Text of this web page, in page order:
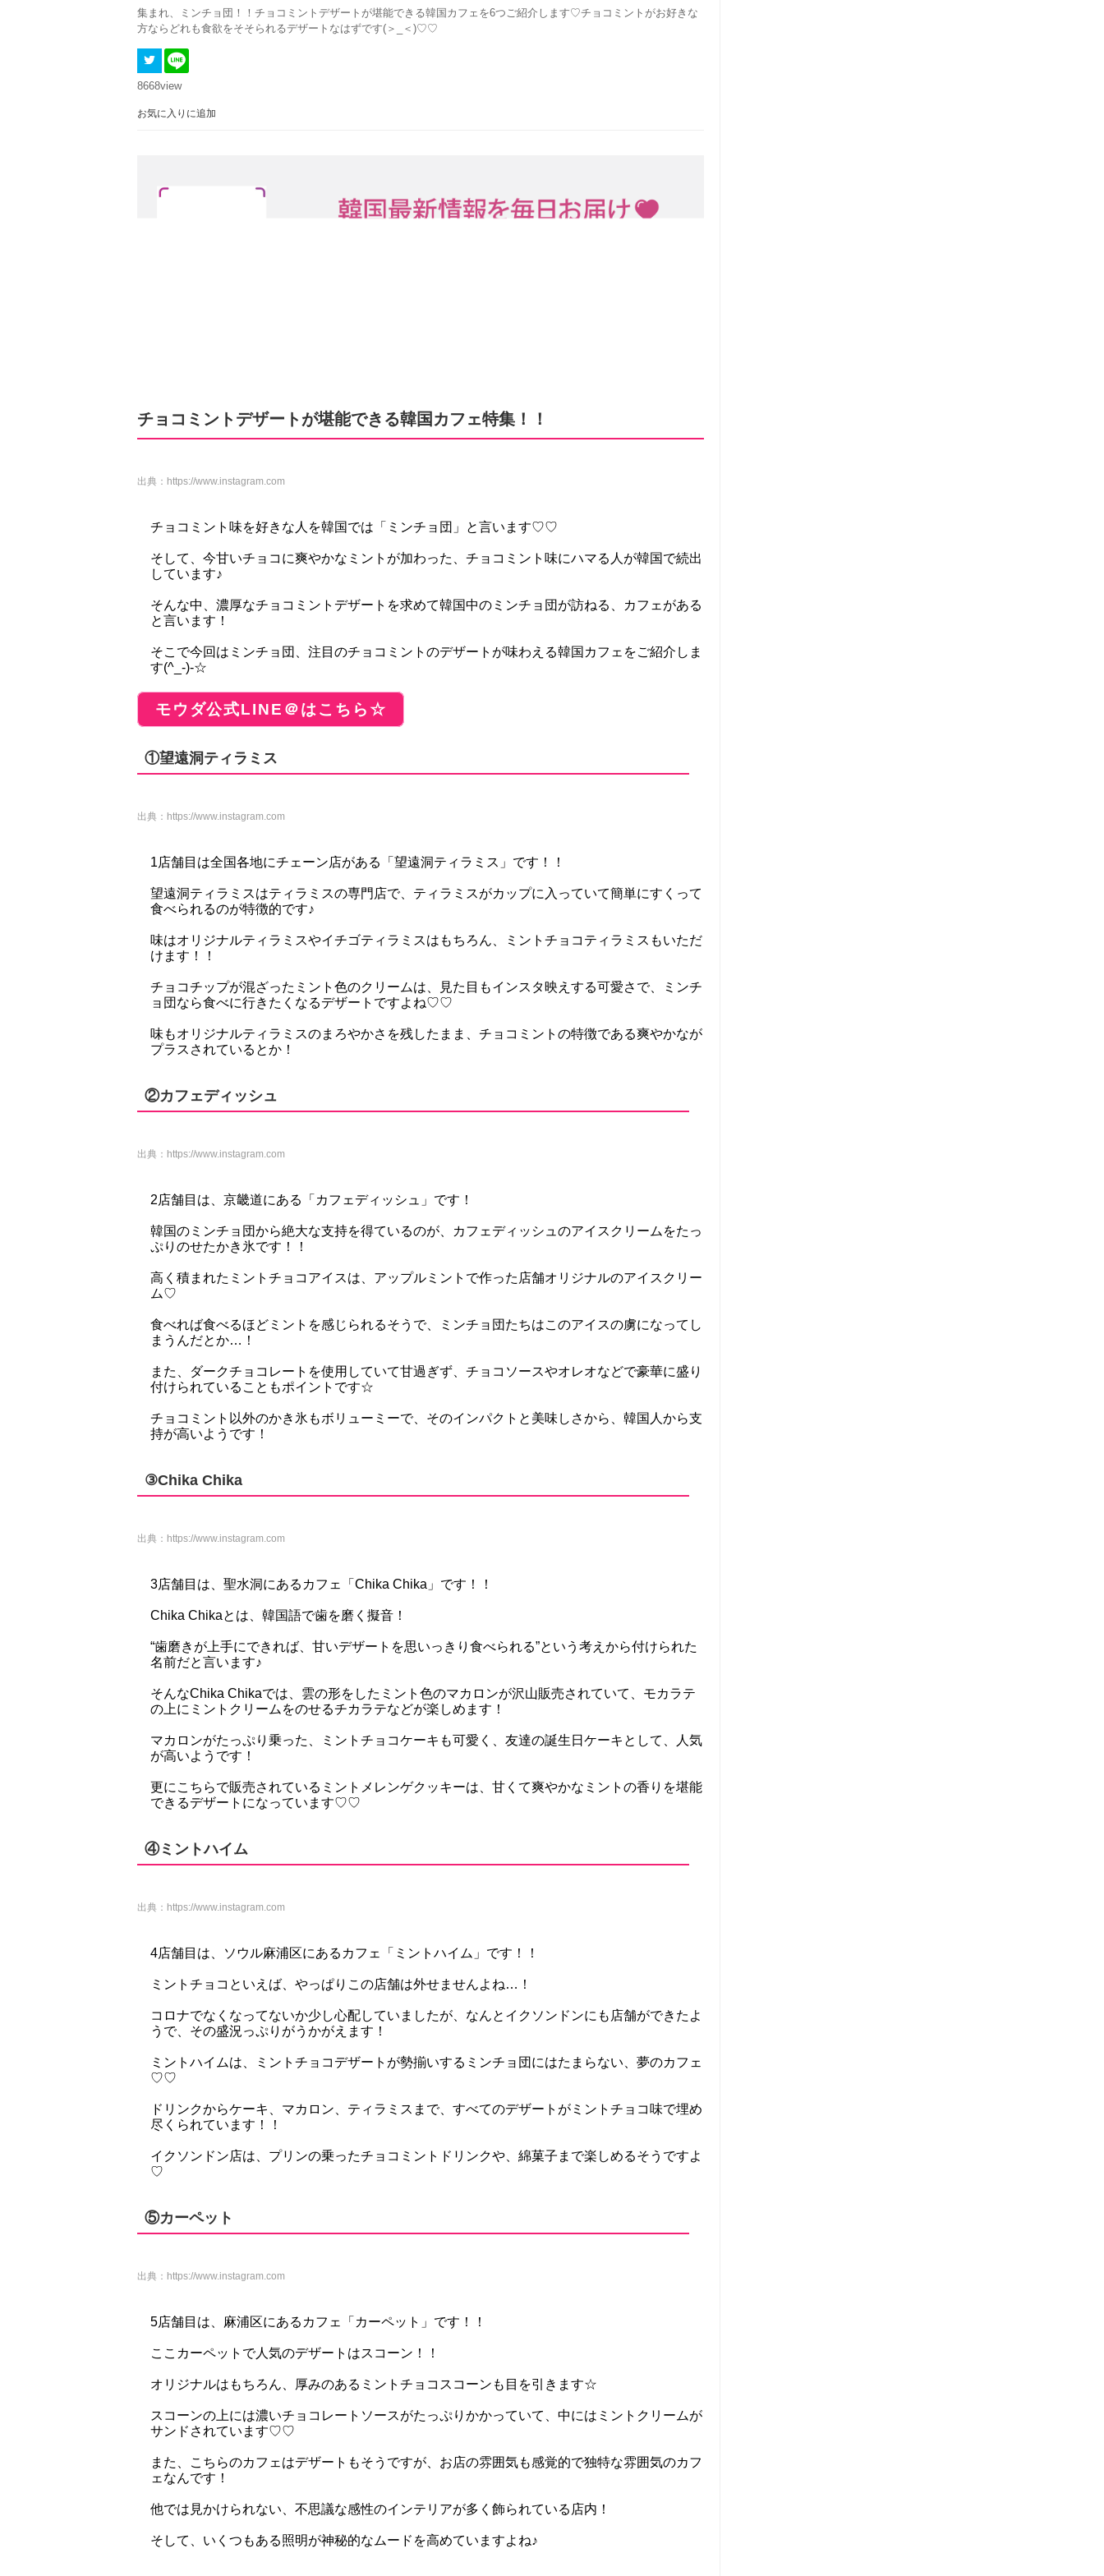
集まれ、ミンチョ団！！チョコミントデザートが堪能できる韓国カフェを6つご紹介します♡チョコミントがお好きな
方ならどれも食欲をそそられるデザートなはずです(＞_＜)♡♡
8668view
お気に入りに追加
チョコミントデザートが堪能できる韓国カフェ特集！！
出典： https://www.instagram.com
チョコミント味を好きな人を韓国では「ミンチョ団」と言います♡♡
そして、今甘いチョコに爽やかなミントが加わった、チョコミント味にハマる人が韓国で続出
しています♪
そんな中、濃厚なチョコミントデザートを求めて韓国中のミンチョ団が訪ねる、カフェがある
と言います！
そこで今回はミンチョ団、注目のチョコミントのデザートが味わえる韓国カフェをご紹介しま
す(^_-)-☆
モウダ公式LINE＠はこちら☆
①望遠洞ティラミス
出典： https://www.instagram.com
1店舗目は全国各地にチェーン店がある「望遠洞ティラミス」です！！
望遠洞ティラミスはティラミスの専門店で、ティラミスがカップに入っていて簡単にすくって
食べられるのが特徴的です♪
味はオリジナルティラミスやイチゴティラミスはもちろん、ミントチョコティラミスもいただ
けます！！
チョコチップが混ざったミント色のクリームは、見た目もインスタ映えする可愛さで、ミンチ
ョ団なら食べに行きたくなるデザートですよね♡♡
味もオリジナルティラミスのまろやかさを残したまま、チョコミントの特徴である爽やかなが
プラスされているとか！
②カフェディッシュ
出典： https://www.instagram.com
2店舗目は、京畿道にある「カフェディッシュ」です！
韓国のミンチョ団から絶大な支持を得ているのが、カフェディッシュのアイスクリームをたっ
ぷりのせたかき氷です！！
高く積まれたミントチョコアイスは、アップルミントで作った店舗オリジナルのアイスクリー
ム♡
食べれば食べるほどミントを感じられるそうで、ミンチョ団たちはこのアイスの虜になってし
まうんだとか…！
また、ダークチョコレートを使用していて甘過ぎず、チョコソースやオレオなどで豪華に盛り
付けられていることもポイントです☆
チョコミント以外のかき氷もボリューミーで、そのインパクトと美味しさから、韓国人から支
持が高いようです！
③Chika Chika
出典： https://www.instagram.com
3店舗目は、聖水洞にあるカフェ「Chika Chika」です！！
Chika Chikaとは、韓国語で歯を磨く擬音！
“歯磨きが上手にできれば、甘いデザートを思いっきり食べられる”という考えから付けられた
名前だと言います♪
そんなChika Chikaでは、雲の形をしたミント色のマカロンが沢山販売されていて、モカラテ
の上にミントクリームをのせるチカラテなどが楽しめます！
マカロンがたっぷり乗った、ミントチョコケーキも可愛く、友達の誕生日ケーキとして、人気
が高いようです！
更にこちらで販売されているミントメレンゲクッキーは、甘くて爽やかなミントの香りを堪能
できるデザートになっています♡♡
④ミントハイム
出典： https://www.instagram.com
4店舗目は、ソウル麻浦区にあるカフェ「ミントハイム」です！！
ミントチョコといえば、やっぱりこの店舗は外せませんよね…！
コロナでなくなってないか少し心配していましたが、なんとイクソンドンにも店舗ができたよ
うで、その盛況っぷりがうかがえます！
ミントハイムは、ミントチョコデザートが勢揃いするミンチョ団にはたまらない、夢のカフェ
♡♡
ドリンクからケーキ、マカロン、ティラミスまで、すべてのデザートがミントチョコ味で埋め
尽くられています！！
イクソンドン店は、プリンの乗ったチョコミントドリンクや、綿菓子まで楽しめるそうですよ
♡
⑤カーペット
出典： https://www.instagram.com
5店舗目は、麻浦区にあるカフェ「カーペット」です！！
ここカーペットで人気のデザートはスコーン！！
オリジナルはもちろん、厚みのあるミントチョコスコーンも目を引きます☆
スコーンの上には濃いチョコレートソースがたっぷりかかっていて、中にはミントクリームが
サンドされています♡♡
また、こちらのカフェはデザートもそうですが、お店の雰囲気も感覚的で独特な雰囲気のカフ
ェなんです！
他では見かけられない、不思議な感性のインテリアが多く飾られている店内！
そして、いくつもある照明が神秘的なムードを高めていますよね♪